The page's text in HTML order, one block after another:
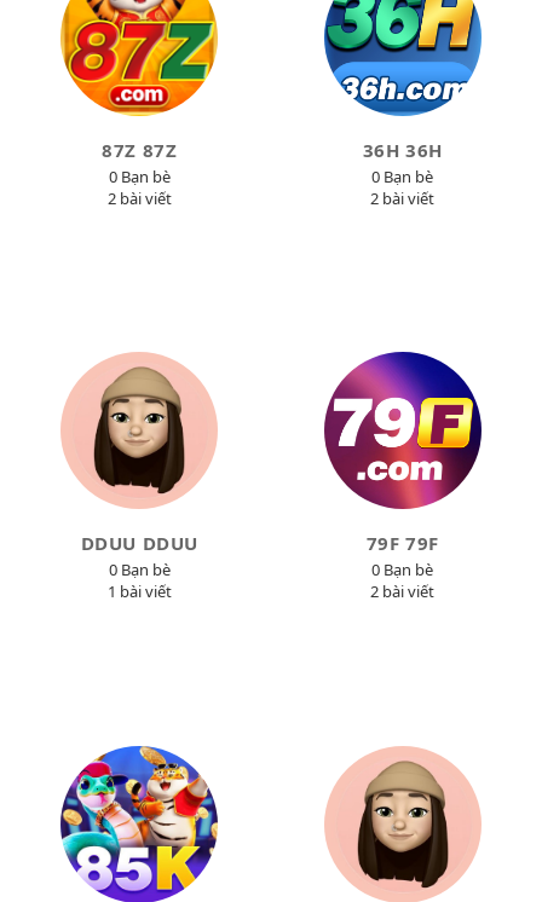
87Z 87Z
0 Bạn bè
2 bài viết
36H 36H
0 Bạn bè
2 bài viết
DDUU DDUU
0 Bạn bè
1 bài viết
79F 79F
0 Bạn bè
2 bài viết